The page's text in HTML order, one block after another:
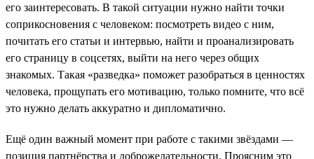
его заинтересовать. В такой ситуации нужно найти точки
соприкосновения с человеком: посмотреть видео с ним,
почитать его статьи и интервью, найти и проанализировать
его страницу в соцсетях, выйти на него через общих
знакомых. Такая «разведка» поможет разобраться в ценностях
человека, прощупать его мотивацию, только помните, что всё
это нужно делать аккуратно и дипломатично.
Ещё один важный момент при работе с такими звёздами —
позиция партнёрства и доброжелательности. Проясним это